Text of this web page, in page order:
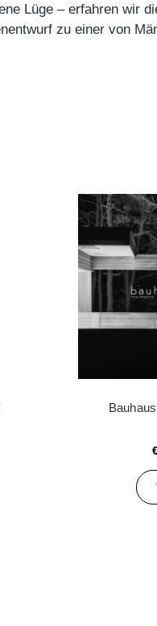
Lüge – erfahren wir
zu einer von